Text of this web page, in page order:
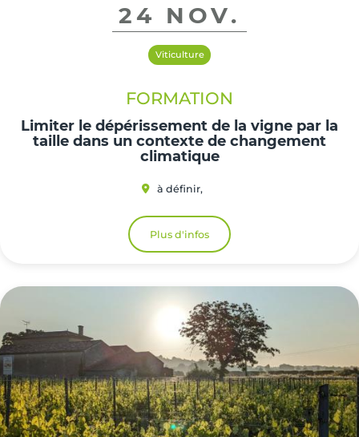
24 NOV.
Viticulture
FORMATION
Limiter le dépérissement de la vigne par la
taille dans un contexte de changement
climatique
à définir,
Plus d'infos